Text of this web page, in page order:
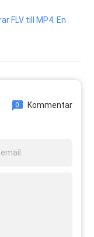
FLV till MP4: En
0 Kommentar